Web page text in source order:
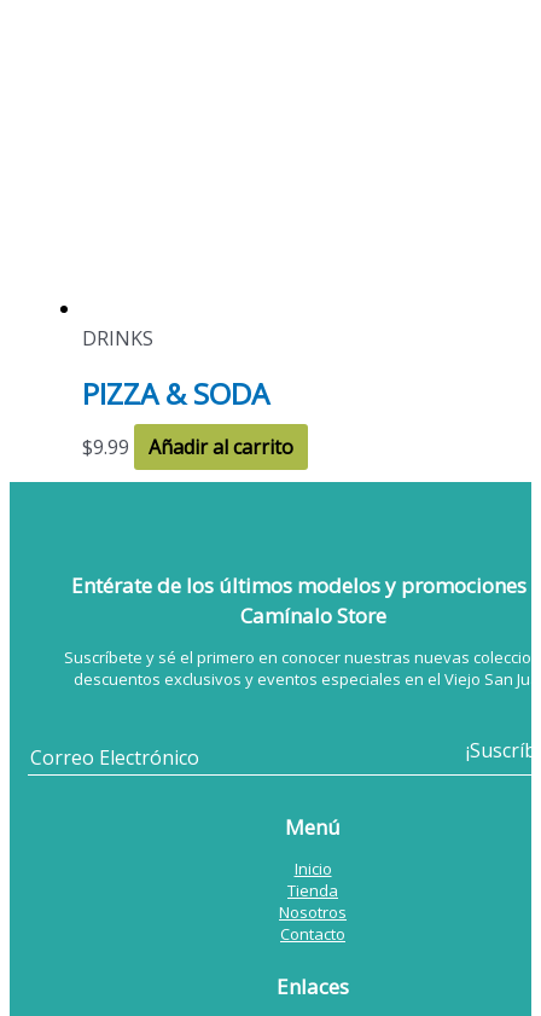
DRINKS
PIZZA & SODA
$9.99 Añadir al carrito
Entérate de los últimos modelosy promociones
Camínalo Store
Suscríbete y sé el primero en conocer nuestras nuevas
descuentos exclusivos y eventos especiales en el Viejo San
Menú
Inicio
Tienda
Nosotros
Contacto
Enlaces